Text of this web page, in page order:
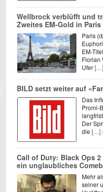
Wellbrock verblüfft und
Zweites EM-Gold in Paris
Paris
EM-
Florian
Ufer[…]
BILD setzt weiter auf
Das
Promi-
Der
die […]
Call of Duty: Black Ops 2
ein unglaubliches
Mehr
seiner